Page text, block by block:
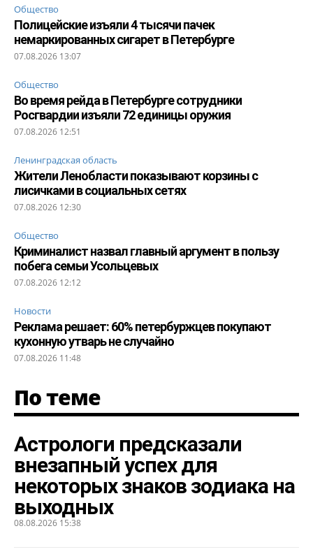
Общество
Полицейские изъяли 4 тысячи пачек
немаркированных сигарет в Петербурге
07.08.2026 13:07
Общество
Во время рейда в Петербурге сотрудники
Росгвардии изъяли 72 единицы оружия
07.08.2026 12:51
Ленинградская область
Жители Ленобласти показывают корзины с
лисичками в социальных сетях
07.08.2026 12:30
Общество
Криминалист назвал главный аргумент в пользу
побега семьи Усольцевых
07.08.2026 12:12
Новости
Реклама решает: 60% петербуржцев покупают
кухонную утварь не случайно
07.08.2026 11:48
По теме
Астрологи предсказали
внезапный успех для
некоторых знаков зодиака на
выходных
08.08.2026 15:38